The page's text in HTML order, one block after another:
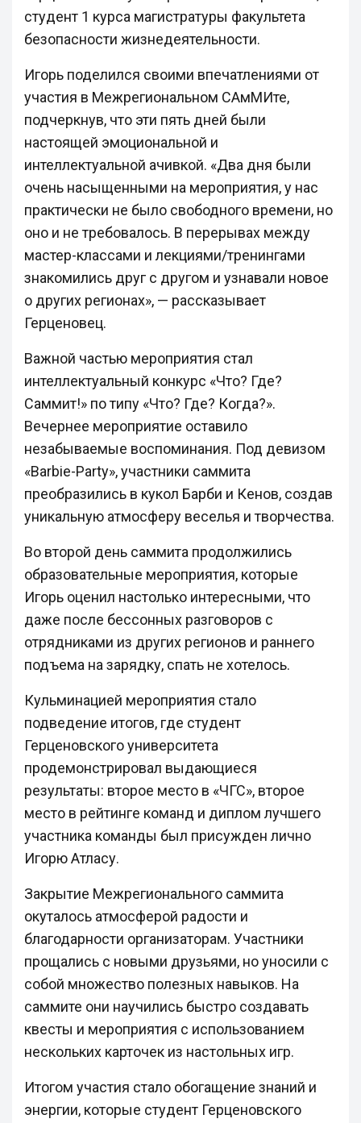
студент 1 курса магистратуры факультета
безопасности жизнедеятельности.
Игорь поделился своими впечатлениями от
участия в Межрегиональном САмМИте,
подчеркнув, что эти пять дней были
настоящей эмоциональной и
интеллектуальной ачивкой. «Два дня были
очень насыщенными на мероприятия, у нас
практически не было свободного времени, но
оно и не требовалось. В перерывах между
мастер-классами и лекциями/тренингами
знакомились друг с другом и узнавали новое
о других регионах», — рассказывает
Герценовец.
Важной частью мероприятия стал
интеллектуальный конкурс «Что? Где?
Саммит!» по типу «Что? Где? Когда?».
Вечернее мероприятие оставило
незабываемые воспоминания. Под девизом
«Barbie-Party», участники саммита
преобразились в кукол Барби и Кенов, создав
уникальную атмосферу веселья и творчества.
Во второй день саммита продолжились
образовательные мероприятия, которые
Игорь оценил настолько интересными, что
даже после бессонных разговоров с
отрядниками из других регионов и раннего
подъема на зарядку, спать не хотелось.
Кульминацией мероприятия стало
подведение итогов, где студент
Герценовского университета
продемонстрировал выдающиеся
результаты: второе место в «ЧГС», второе
место в рейтинге команд и диплом лучшего
участника команды был присужден лично
Игорю Атласу.
Закрытие Межрегионального саммита
окуталось атмосферой радости и
благодарности организаторам. Участники
прощались с новыми друзьями, но уносили с
собой множество полезных навыков. На
саммите они научились быстро создавать
квесты и мероприятия с использованием
нескольких карточек из настольных игр.
Итогом участия стало обогащение знаний и
энергии, которые студент Герценовского